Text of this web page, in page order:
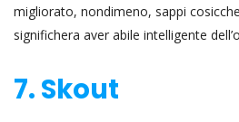
migliorato, nondimeno, sappi
significhera aver abile intelligente
7. Skout